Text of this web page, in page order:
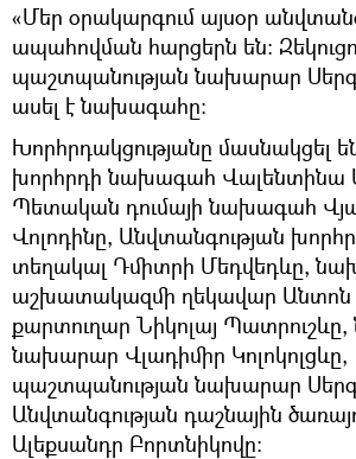
«Մեր օրակարգում այսօր
ապահովման հարցերն են։
պաշտպանության նախարար
ասել է նախագահը։
Խորհրդակցությանը մասնակցել
խորհրդի նախագահ Վալենտինա
Պետական դումայի նախագահ
Վոլոդինը, Անվտանգության
տեղակալ Դմիտրի Մեդվեդևը,
աշխատակազմի ղեկավար Անտոն
քարտուղար Նիկոլայ Պատրուշևը,
նախարար Վլադիմիր Կոլոկոլցևը,
պաշտպանության նախարար
Անվտանգության դաշնային
Ալեքսանդր Բորտնիկովը: